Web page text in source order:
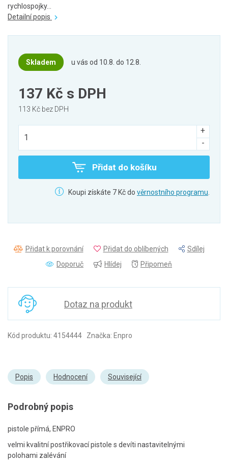
rychlospojky...
Detailní popis
Skladem u vás od 10.8. do 12.8.
137 Kč s DPH
113 Kč bez DPH
Přidat do košíku
Koupi získáte 7 Kč do věrnostního programu
Přidat k porovnání Přidat do oblíbených
Sdílej
Doporuč
Hlídej Připomeň
Dotaz na produkt
Kód produktu: 4154444 Značka: Enpro
Popis Hodnocení Související
Podrobný popis
pistole přímá, ENPRO
velmi kvalitní postřikovací pistole s devíti nastavitelnými
polohami zalévání